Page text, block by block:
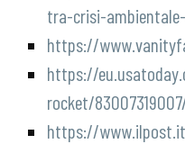
tra-crisi-
https://
https://
rocket/
https://